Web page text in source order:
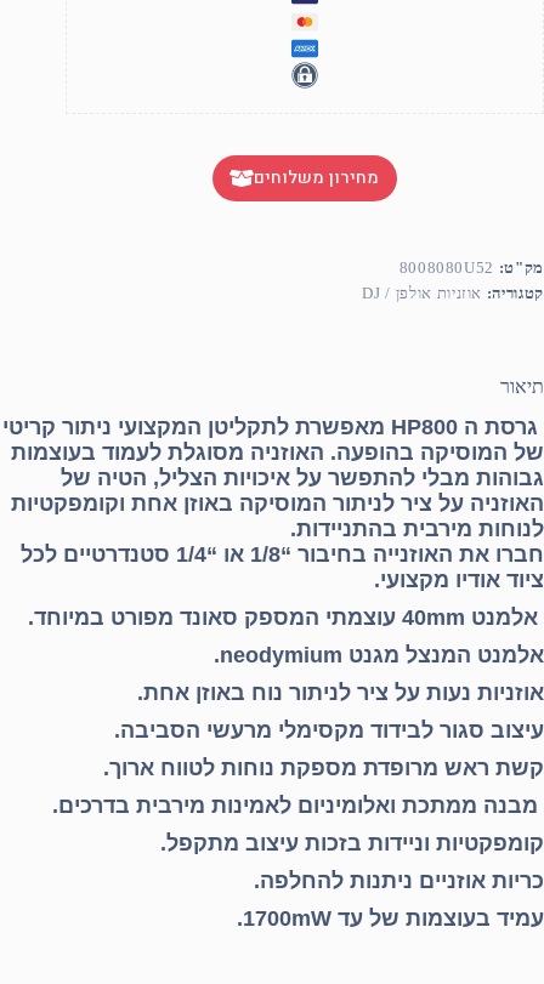
מחירון משלוחים
מק"ט: 8008080U52
קטגוריה: אוזניות אולפן / DJ
תיאור
גרסת ה HP800 מאפשרת לתקליטן המקצועי ניתור קריטי
של המוסיקה בהופעה. האוזניה מסוגלת לעמוד בעוצמות
גבוהות מבלי להתפשר על איכויות הצליל, הטיה של
האוזניה על ציר לניתור המוסיקה באוזן אחת וקומפקטיות
לנוחות מירבית בהתניידות.
חברו את האוזנייה בחיבור “1/8 או “1/4 סטנדרטיים לכל
ציוד אודיו מקצועי.
אלמנט 40mm עוצמתי המספק סאונד מפורט במיוחד.
אלמנט המנצל מגנט neodymium.
אוזניות נעות על ציר לניתור נוח באוזן אחת.
עיצוב סגור לבידוד מקסימלי מרעשי הסביבה.
קשת ראש מרופדת מספקת נוחות לטווח ארוך.
מבנה ממתכת ואלומיניום לאמינות מירבית בדרכים.
קומפקטיות וניידות בזכות עיצוב מתקפל.
כריות אוזניים ניתנות להחלפה.
עמיד בעוצמות של עד 1700mW.